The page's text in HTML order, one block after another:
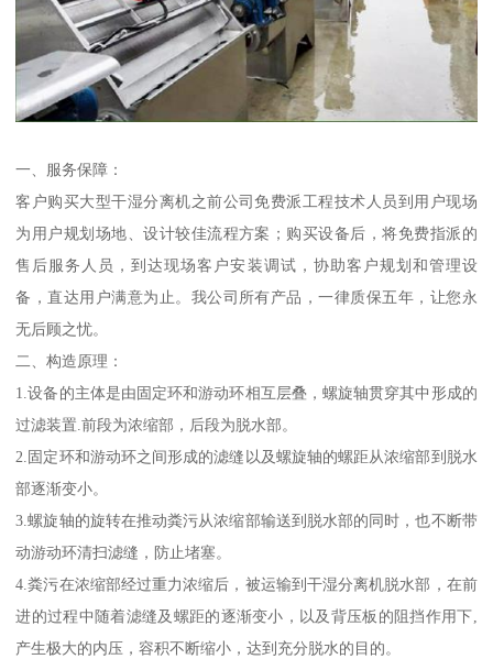
一、服务保障：
客户购买大型干湿分离机之前公司免费派工程技术人员到用户现场
为用户规划场地、设计较佳流程方案；购买设备后，将免费指派的
售后服务人员，到达现场客户安装调试，协助客户规划和管理设
备，直达用户满意为止。我公司所有产品，一律质保五年，让您永
无后顾之忧。
二、构造原理：
1.设备的主体是由固定环和游动环相互层叠，螺旋轴贯穿其中形成的
过滤装置.前段为浓缩部，后段为脱水部。
2.固定环和游动环之间形成的滤缝以及螺旋轴的螺距从浓缩部到脱水
部逐渐变小。
3.螺旋轴的旋转在推动粪污从浓缩部输送到脱水部的同时，也不断带
动游动环清扫滤缝，防止堵塞。
4.粪污在浓缩部经过重力浓缩后，被运输到干湿分离机脱水部，在前
进的过程中随着滤缝及螺距的逐渐变小，以及背压板的阻挡作用下,
产生极大的内压，容积不断缩小，达到充分脱水的目的。